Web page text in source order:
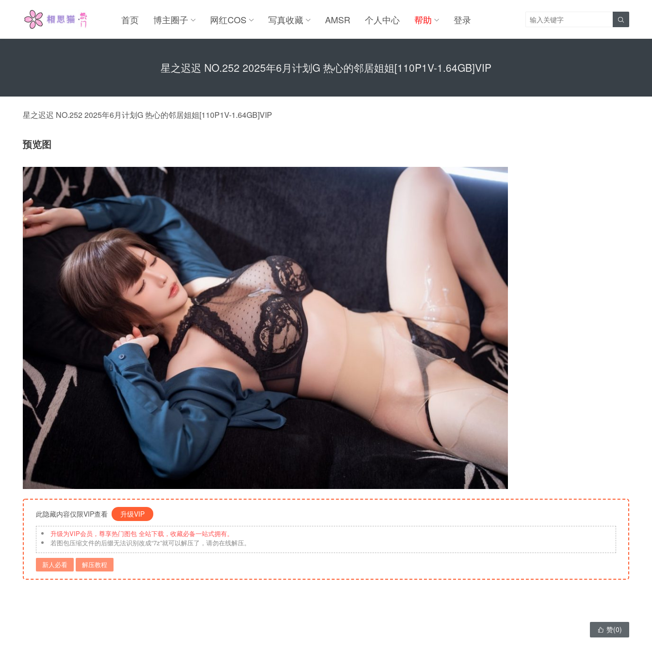
首页 博主圈子 网红COS 写真收藏 AMSR 个人中心 帮助 登录 
星之迟迟 NO.252 2025年6月计划G 热心的邻居姐姐[110P1V-1.64GB]VIP
星之迟迟 NO.252 2025年6月计划G 热心的邻居姐姐[110P1V-1.64GB]VIP
预览图
此隐藏内容仅限VIP查看 升级VIP
升级为VIP会员，尊享热门图包 全站下载，收藏必备一站式拥有。
若图包压缩文件的后缀无法识别改成“7z”就可以解压了，请勿在线解压。
新人必看 解压教程
 赞(0)